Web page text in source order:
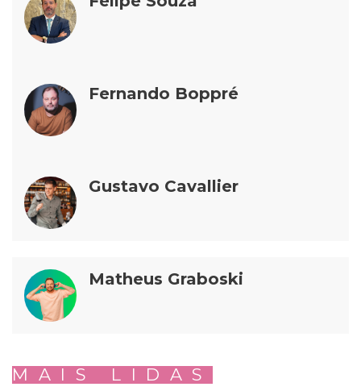
Fernando Boppré
Gustavo Cavallier
Matheus Graboski
MAIS LIDAS